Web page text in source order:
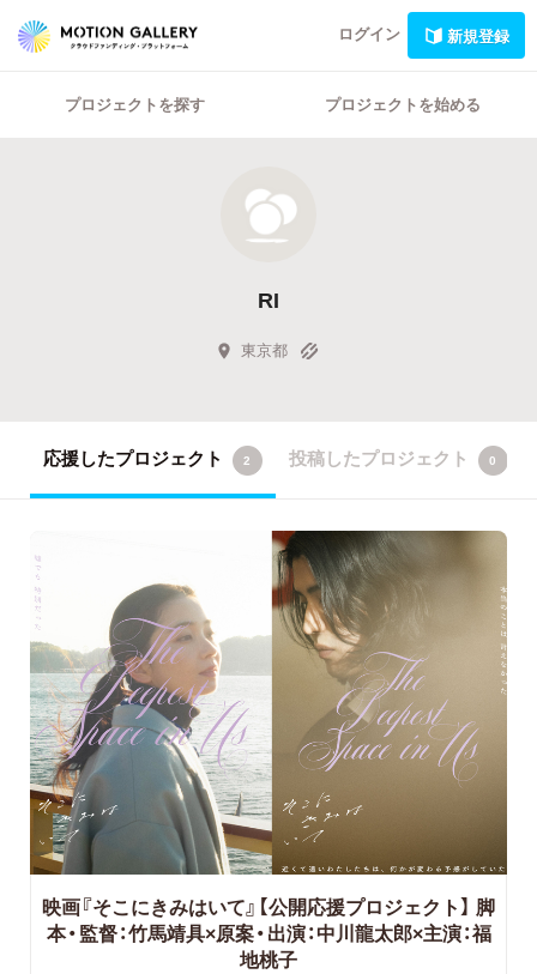
ログイン 新規登録
プロジェクトを探す プロジェクトを始める
RI
東京都
応援したプロジェクト 2 投稿したプロジェクト 0
映画『そこにきみはいて』【公開応援プロジェクト】 脚
本・監督：竹馬靖具×原案・出演：中川龍太郎×主演：福
地桃子